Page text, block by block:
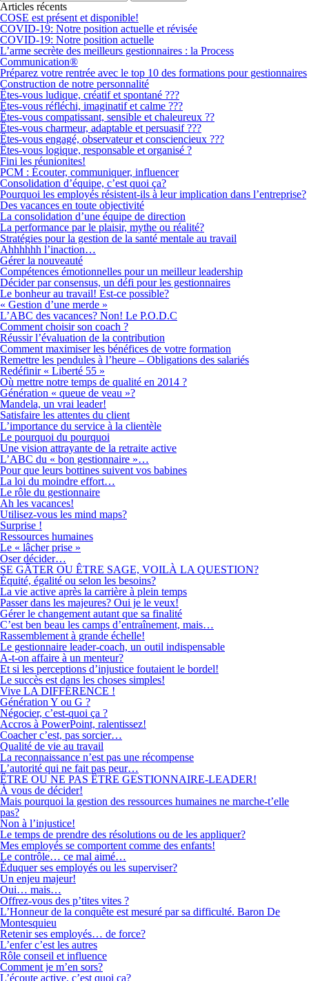
Articles récents
COSE est présent et disponible!
COVID-19: Notre position actuelle et révisée
COVID-19: Notre position actuelle
L’arme secrète des meilleurs gestionnaires : la Process
Communication®
Préparez votre rentrée avec le top 10 des formations pour gestionnaires
Construction de notre personnalité
Êtes-vous ludique, créatif et spontané ???
Êtes-vous réfléchi, imaginatif et calme ???
Êtes-vous compatissant, sensible et chaleureux ??
Êtes-vous charmeur, adaptable et persuasif ???
Êtes-vous engagé, observateur et consciencieux ???
Êtes-vous logique, responsable et organisé ?
Fini les réunionites!
PCM : Écouter, communiquer, influencer
Consolidation d’équipe, c’est quoi ça?
Pourquoi les employés résistent-ils à leur implication dans l’entreprise?
Des vacances en toute objectivité
La consolidation d’une équipe de direction
La performance par le plaisir, mythe ou réalité?
Stratégies pour la gestion de la santé mentale au travail
Ahhhhhh l’inaction…
Gérer la nouveauté
Compétences émotionnelles pour un meilleur leadership
Décider par consensus, un défi pour les gestionnaires
Le bonheur au travail! Est-ce possible?
« Gestion d’une merde »
L’ABC des vacances? Non! Le P.O.D.C
Comment choisir son coach ?
Réussir l’évaluation de la contribution
Comment maximiser les bénéfices de votre formation
Remettre les pendules à l’heure – Obligations des salariés
Redéfinir « Liberté 55 »
Où mettre notre temps de qualité en 2014 ?
Génération « queue de veau »?
Mandela, un vrai leader!
Satisfaire les attentes du client
L’importance du service à la clientèle
Le pourquoi du pourquoi
Une vision attrayante de la retraite active
L’ABC du « bon gestionnaire »…
Pour que leurs bottines suivent vos babines
La loi du moindre effort…
Le rôle du gestionnaire
Ah les vacances!
Utilisez-vous les mind maps?
Surprise !
Ressources humaines
Le « lâcher prise »
Oser décider…
SE GÂTER OU ÊTRE SAGE, VOILÀ LA QUESTION?
Équité, égalité ou selon les besoins?
La vie active après la carrière à plein temps
Passer dans les majeures? Oui je le veux!
Gérer le changement autant que sa finalité
C’est ben beau les camps d’entraînement, mais…
Rassemblement à grande échelle!
Le gestionnaire leader-coach, un outil indispensable
A-t-on affaire à un menteur?
Et si les perceptions d’injustice foutaient le bordel!
Le succès est dans les choses simples!
Vive LA DIFFÉRENCE !
Génération Y ou G ?
Négocier, c’est-quoi ça ?
Accros à PowerPoint, ralentissez!
Coacher c’est, pas sorcier…
Qualité de vie au travail
La reconnaissance n’est pas une récompense
L’autorité qui ne fait pas peur…
ÊTRE OU NE PAS ÊTRE GESTIONNAIRE-LEADER!
À vous de décider!
Mais pourquoi la gestion des ressources humaines ne marche-t’elle
pas?
Non à l’injustice!
Le temps de prendre des résolutions ou de les appliquer?
Mes employés se comportent comme des enfants!
Le contrôle… ce mal aimé…
Éduquer ses employés ou les superviser?
Un enjeu majeur!
Oui… mais…
Offrez-vous des p’tites vites ?
L’Honneur de la conquête est mesuré par sa difficulté. Baron De
Montesquieu
Retenir ses employés… de force?
L’enfer c’est les autres
Rôle conseil et influence
Comment je m’en sors?
L’écoute active, c’est quoi ça?